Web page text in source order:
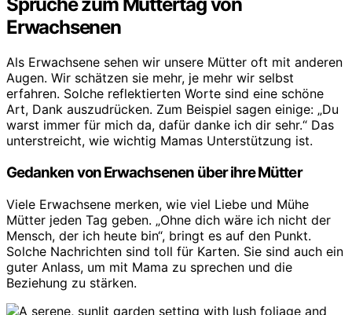
Sprüche zum Muttertag von
Erwachsenen
Als Erwachsene sehen wir unsere Mütter oft mit anderen
Augen. Wir schätzen sie mehr, je mehr wir selbst
erfahren. Solche reflektierten Worte sind eine schöne
Art, Dank auszudrücken. Zum Beispiel sagen einige: „Du
warst immer für mich da, dafür danke ich dir sehr.“ Das
unterstreicht, wie wichtig Mamas Unterstützung ist.
Gedanken von Erwachsenen über ihre Mütter
Viele Erwachsene merken, wie viel Liebe und Mühe
Mütter jeden Tag geben. „Ohne dich wäre ich nicht der
Mensch, der ich heute bin“, bringt es auf den Punkt.
Solche Nachrichten sind toll für Karten. Sie sind auch ein
guter Anlass, um mit Mama zu sprechen und die
Beziehung zu stärken.